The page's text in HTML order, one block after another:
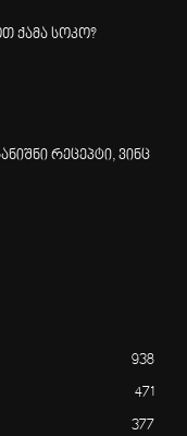
ქამა სოკო?
რეცეპტი, ვინც
938
471
377